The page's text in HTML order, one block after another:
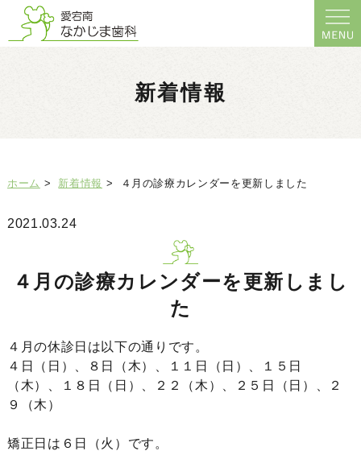
新着情報
ホーム > 新着情報 > ４月の診療カレンダーを更新しました
2021.03.24
４月の診療カレンダーを更新しまし
た
４月の休診日は以下の通りです。
４日（日）
、８ 日（木）、１１日（日）、１５日
（木）、１８日（日）、２２
（木）、２５日（日）、
２
９
（木）
矯正日は６日（火）です。